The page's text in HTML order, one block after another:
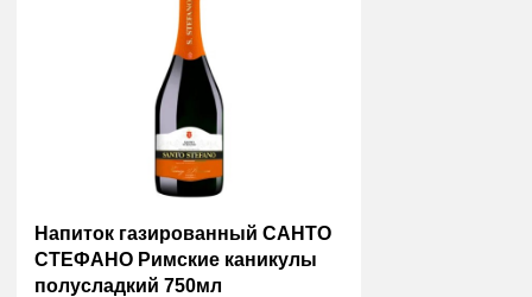
Напиток газированный САНТО
СТЕФАНО Римские каникулы
полусладкий 750мл